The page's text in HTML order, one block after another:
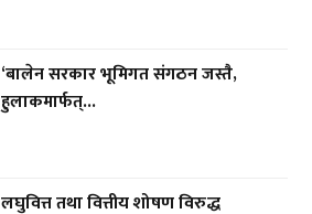
‘बालेन सरकार भूमिगत संगठन जस्तै,
हुलाकमार्फत्...
लघुवित्त तथा वित्तीय शोषण विरुद्ध